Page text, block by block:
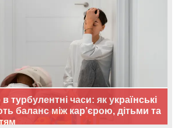
турбулентні часи: як українські
баланс між кар’єрою, дітьми та